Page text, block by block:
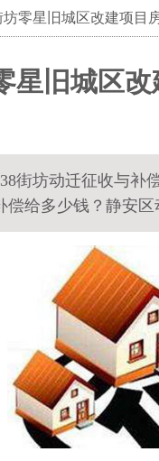
坊零星旧城区改建项目
星旧城区
街坊动迁征收与补
偿给多少钱？静安